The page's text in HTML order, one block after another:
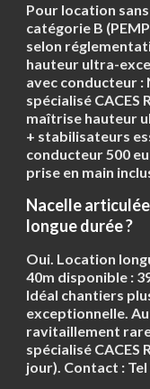
Pour location
catégorie B
selon
hauteur ultra-
avec conducteur
spécialisé CACES
maîtrise hauteur
+ stabilisateurs
conducteur 500
prise en main
Nacelle
longue durée ?
Oui. Location
40m disponible :
Idéal chantiers
exceptionnelle.
ravitaillement
spécialisé CACES
jour). Contact : Tel